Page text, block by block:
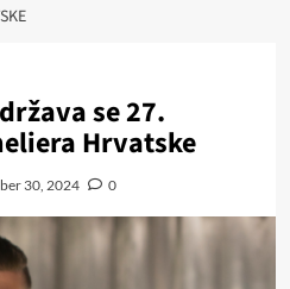
se 27.
Hrvatske
30, 2024 0